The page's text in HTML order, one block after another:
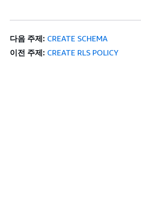
다음 주제: CREATE SCHEMA
이전 주제: CREATE RLS POLICY